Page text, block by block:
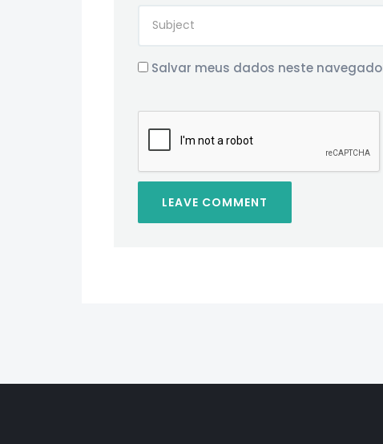
Salvar meus dados neste